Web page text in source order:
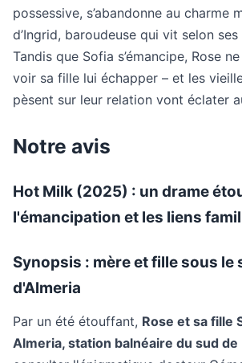
possessive, s’abandonne au charme
d’Ingrid, baroudeuse qui vit selon
Tandis que Sofia s’émancipe, Rose
voir sa fille lui échapper – et les
pèsent sur leur relation vont éclater
Notre avis
Hot Milk (2025) : un drame
l'émancipation et les liens
Synopsis : mère et fille sous le
d'Almeria
Par un été étouffant, Rose et sa fille
Almeria, station balnéaire du sud de